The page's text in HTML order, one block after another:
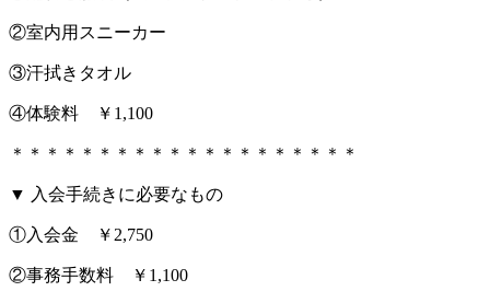
②室内用スニーカー
③汗拭きタオル
④体験料 ￥1,100
＊＊＊＊＊＊＊＊＊＊＊＊＊＊＊＊＊＊＊＊
▼ 入会手続きに必要なもの
①入会金 ￥2,750
②事務手数料 ￥1,100